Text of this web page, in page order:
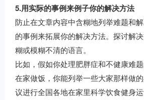
5.用实际的事例来例子你的解决方法
防止在文章内容中含糊地列举难题和
的事例来拓展你的解决方法。探讨解
糊或模糊不清的语言。
比如，假如你处理肥胖症和不健康难
在家做饭，你能列举一些大家那样做
议进行全国各地在家里科学饮食健身